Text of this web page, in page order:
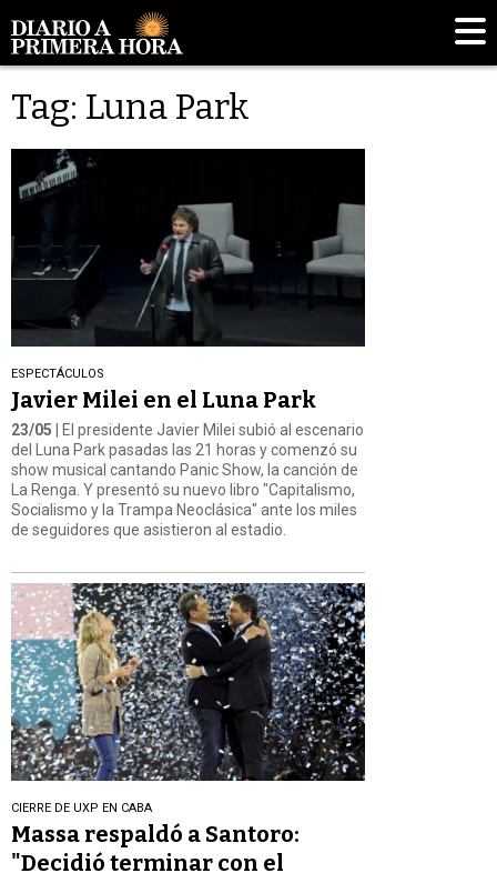
Tag: Luna Park
ESPECTÁCULOS
Javier Milei en el Luna Park
23/05 | El presidente Javier Milei subió al escenario
del Luna Park pasadas las 21 horas y comenzó su
show musical cantando Panic Show, la canción de
La Renga. Y presentó su nuevo libro "Capitalismo,
Socialismo y la Trampa Neoclásica" ante los miles
de seguidores que asistieron al estadio.
CIERRE DE UXP EN CABA
Massa respaldó a Santoro:
"Decidió terminar con el